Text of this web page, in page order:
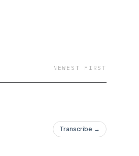
NEWEST FIRST
Transcribe →